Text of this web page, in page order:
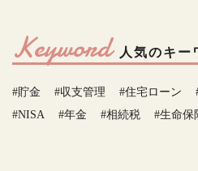
Keyword 人気のキー
#貯金 #収支管理 #住宅ローン
#NISA
#年金 #相続税 #生命保